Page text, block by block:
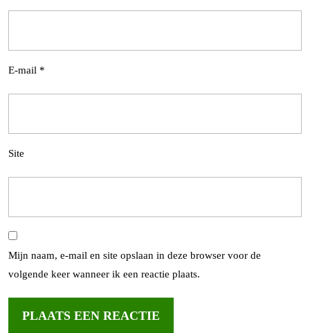
E-mail *
Site
Mijn naam, e-mail en site opslaan in deze browser voor de
volgende keer wanneer ik een reactie plaats.